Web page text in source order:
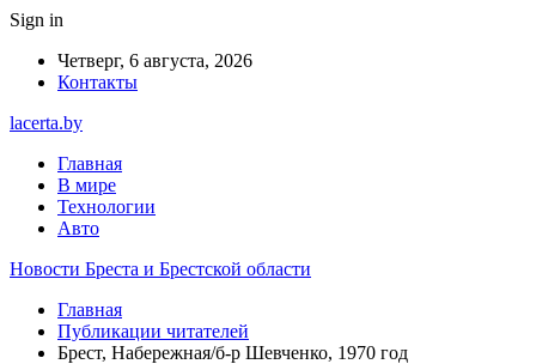
Sign in
Четверг, 6 августа, 2026
Контакты
lacerta.by
Главная
В мире
Технологии
Авто
Новости Бреста и Брестской области
Главная
Публикации читателей
Брест, Набережная/б-р Шевченко, 1970 год